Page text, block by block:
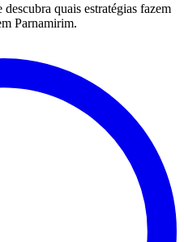
quais estratégias fazem
Parnamirim.